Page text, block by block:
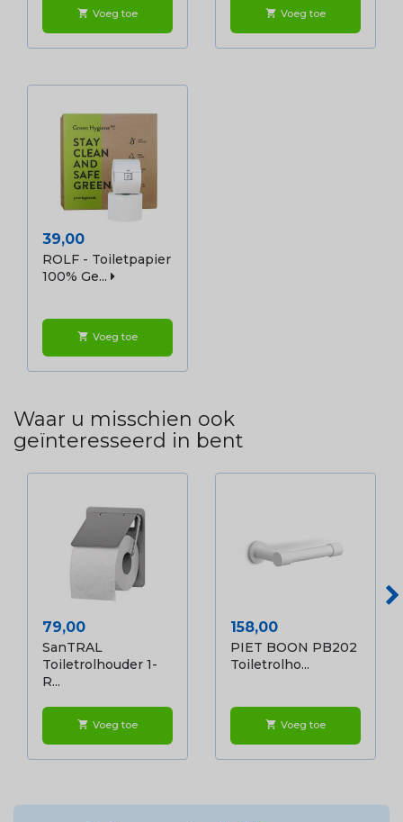
shopping_cart Voeg toe shopping_cart Voeg toe
Prijs
39,00
ROLF - Toiletpapier
100% Ge...
shopping_cart Voeg toe
Waar u misschien ook
geïnteresseerd in bent
Prijs
79,00
SanTRAL
Toiletrolhouder 1-
R...
shopping_cart Voeg toe
Prijs
158,00
PIET BOON PB202
Toiletrolho...
shopping_cart Voeg toe